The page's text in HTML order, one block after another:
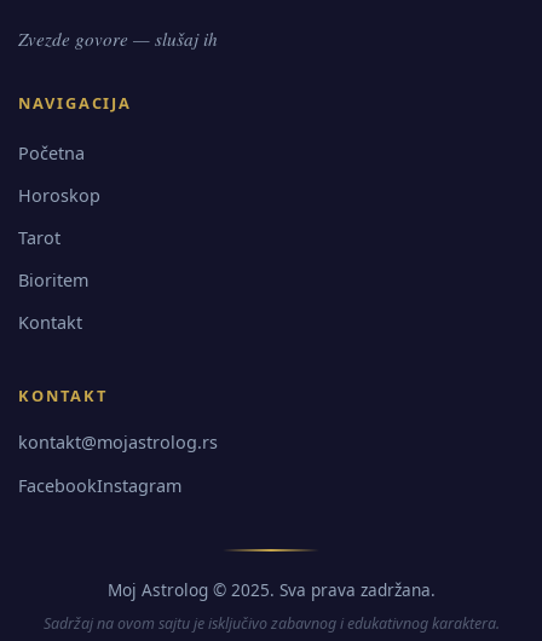
Zvezde govore — slušaj ih
NAVIGACIJA
Početna
Horoskop
Tarot
Bioritem
Kontakt
KONTAKT
kontakt@mojastrolog.rs
FacebookInstagram
Moj Astrolog © 2025. Sva prava zadržana.
Sadržaj na ovom sajtu je isključivo zabavnog i edukativnog karaktera.